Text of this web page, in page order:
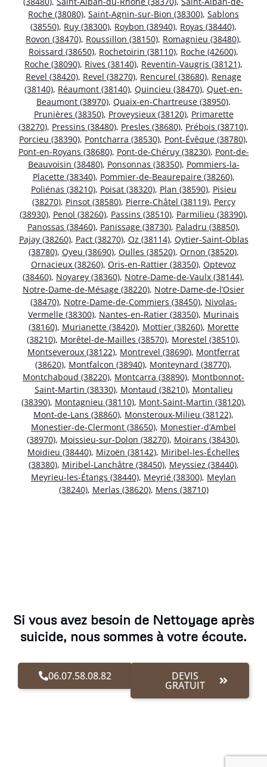
Roche (38080), Saint-Agnin-sur-Bion (38300), Sablons
(38550), Ruy (38300), Roybon (38940), Royas (38440),
Rovon (38470), Roussillon (38150), Romagnieu (38480),
Roissard (38650), Rochetoirin (38110), Roche (42600),
Roche (38090), Rives (38140), Reventin-Vaugris (38121),
Revel (38420), Revel (38270), Rencurel (38680), Renage
(38140), Réaumont (38140), Quincieu (38470), Quet-en-
Beaumont (38970), Quaix-en-Chartreuse (38950),
Prunières (38350), Proveysieux (38120), Primarette
(38270), Pressins (38480), Presles (38680), Prébois (38710),
Porcieu (38390), Pontcharra (38530), Pont-Évêque (38780),
Pont-en-Royans (38680), Pont-de-Chéruy (38230), Pont-de-
Beauvoisin (38480), Ponsonnas (38350), Pommiers-la-
Placette (38340), Pommier-de-Beaurepaire (38260),
Poliénas (38210), Poisat (38320), Plan (38590), Pisieu
(38270), Pinsot (38580), Pierre-Châtel (38119), Percy
(38930), Penol (38260), Passins (38510), Parmilieu (38390),
Panossas (38460), Panissage (38730), Paladru (38850),
Pajay (38260), Pact (38270), Oz (38114), Oytier-Saint-Oblas
(38780), Oyeu (38690), Oulles (38520), Ornon (38520),
Ornacieux (38260), Oris-en-Rattier (38350), Optevoz
(38460), Noyarey (38360), Notre-Dame-de-Vaulx (38144),
Notre-Dame-de-Mésage (38220), Notre-Dame-de-l’Osier
(38470), Notre-Dame-de-Commiers (38450), Nivolas-
Vermelle (38300), Nantes-en-Ratier (38350), Murinais
(38160), Murianette (38420), Mottier (38260), Morette
(38210), Morêtel-de-Mailles (38570), Morestel (38510),
Montseveroux (38122), Montrevel (38690), Montferrat
(38620), Montfalcon (38940), Monteynard (38770),
Montchaboud (38220), Montcarra (38890), Montbonnot-
Saint-Martin (38330), Montaud (38210), Montalieu
(38390), Montagnieu (38110), Mont-Saint-Martin (38120),
Mont-de-Lans (38860), Monsteroux-Milieu (38122),
Monestier-de-Clermont (38650), Monestier-d’Ambel
(38970), Moissieu-sur-Dolon (38270), Moirans (38430),
Moidieu (38440), Mizoën (38142), Miribel-les-Échelles
(38380), Miribel-Lanchâtre (38450), Meyssiez (38440),
Meyrieu-les-Étangs (38440), Meyrié (38300), Meylan
(38240), Merlas (38620), Mens (38710)
Si vous avez besoin de Nettoyage après
suicide, nous sommes à votre écoute.
06.07.58.08.82 DEVIS
GRATUIT